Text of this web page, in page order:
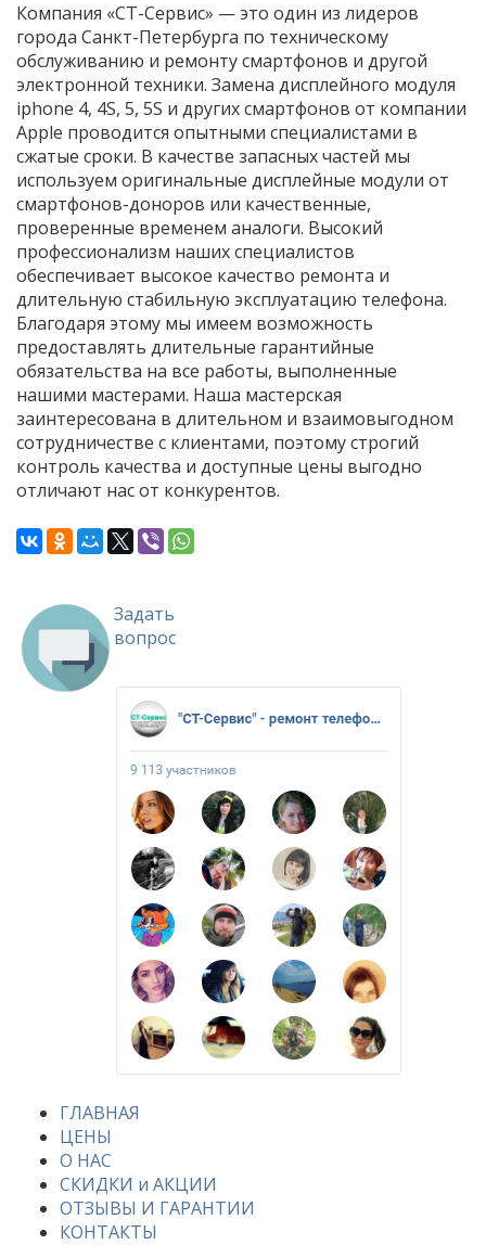
Компания «СТ-Сервис» — это один из лидеров
города Санкт-Петербурга по техническому
обслуживанию и ремонту смартфонов и другой
электронной техники. Замена дисплейного модуля
iphone 4, 4S, 5, 5S и других смартфонов от компании
Apple проводится опытными специалистами в
сжатые сроки. В качестве запасных частей мы
используем оригинальные дисплейные модули от
смартфонов-доноров или качественные,
проверенные временем аналоги. Высокий
профессионализм наших специалистов
обеспечивает высокое качество ремонта и
длительную стабильную эксплуатацию телефона.
Благодаря этому мы имеем возможность
предоставлять длительные гарантийные
обязательства на все работы, выполненные
нашими мастерами. Наша мастерская
заинтересована в длительном и взаимовыгодном
сотрудничестве с клиентами, поэтому строгий
контроль качества и доступные цены выгодно
отличают нас от конкурентов.
Задать
вопрос
ГЛАВНАЯ
ЦЕНЫ
О НАС
СКИДКИ и АКЦИИ
ОТЗЫВЫ И ГАРАНТИИ
КОНТАКТЫ